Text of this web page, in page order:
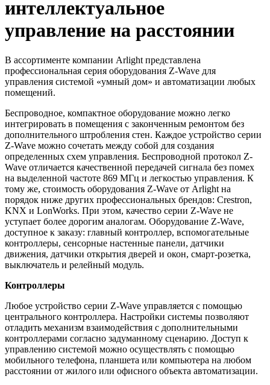
интеллектуальное
управление на расстоянии
В ассортименте компании Arlight представлена
профессиональная серия оборудования Z-Wave для
управления системой «умный дом» и автоматизации любых
помещений.
Беспроводное, компактное оборудование можно легко
интегрировать в помещения с законченным ремонтом без
дополнительного штробления стен. Каждое устройство серии
Z-Wave можно сочетать между собой для создания
определенных схем управления. Беспроводной протокол Z-
Wave отличается качественной передачей сигнала без помех
на выделенной частоте 869 МГц и легкостью управления. К
тому же, стоимость оборудования Z-Wave от Arlight на
порядок ниже других профессиональных брендов: Crestron,
KNX и LonWorks. При этом, качество серии Z-Wave не
уступает более дорогим аналогам. Оборудование Z-Wave,
доступное к заказу: главный контроллер, вспомогательные
контроллеры, сенсорные настенные панели, датчики
движения, датчики открытия дверей и окон, смарт-розетка,
выключатель и релейный модуль.
Контроллеры
Любое устройство серии Z-Wave управляется с помощью
центрального контроллера. Настройки системы позволяют
отладить механизм взаимодействия с дополнительными
контроллерами согласно задуманному сценарию. Доступ к
управлению системой можно осуществлять с помощью
мобильного телефона, планшета или компьютера на любом
расстоянии от жилого или офисного объекта автоматизации.